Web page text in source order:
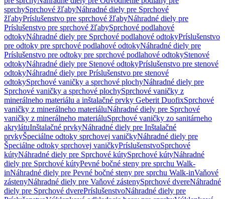
sprchySprchové žľabyNáhradné diely pre Sprchové
žľabyPríslušenstvo pre sprchové žľabyNáhradné diely pre
Príslušenstvo pre sprchové žľabySprchové podlahové
odtokyNáhradné diely pre Sprchové podlahové odtokyPríslušenstvo
pre odtoky pre sprchové podlahové odtokyNáhradné diely pre
Príslušenstvo pre odtoky pre sprchové podlahové odtokyStenové
odtokyNáhradné diely pre Stenové odtokyPríslušenstvo pre stenové
odtokyNáhradné diely pre Príslušenstvo pre stenové
odtokySprchové vaničky a sprchové plochyNáhradné diely pre
Sprchové vaničky a sprchové plochySprchové vaničky z
minerálneho materiálu a inštalačné prvky Geberit DuofixSprchové
vaničky z minerálneho materiáluNáhradné diely pre Sprchové
vaničky z minerálneho materiáluSprchové vaničky zo sanitárneho
akrylátuInštalačné prvkyNáhradné diely pre Inštalačné
prvkyŠpeciálne odtoky sprchovej vaničkyNáhradné diely pre
Špeciálne odtoky sprchovej vaničkyPríslušenstvoSprchové
kútyNáhradné diely pre Sprchové kútySprchové kútyNáhradné
diely pre Sprchové kútyPevné bočné steny pre sprchu Walk-
inNáhradné diely pre Pevné bočné steny pre sprchu Walk-inVaňové
zástenyNáhradné diely pre Vaňové zástenySprchové dvereNáhradné
diely pre Sprchové dverePríslušenstvoNáhradné diely pre